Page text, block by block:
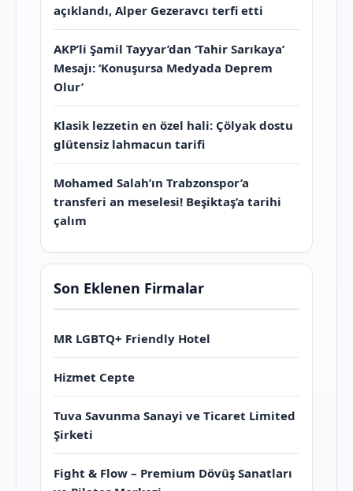
açıklandı, Alper Gezeravcı terfi etti
AKP’li Şamil Tayyar’dan ‘Tahir Sarıkaya’
Mesajı: ‘Konuşursa Medyada Deprem
Olur’
Klasik lezzetin en özel hali: Çölyak dostu
glütensiz lahmacun tarifi
Mohamed Salah’ın Trabzonspor’a
transferi an meselesi! Beşiktaş’a tarihi
çalım
Son Eklenen Firmalar
MR LGBTQ+ Friendly Hotel
Hizmet Cepte
Tuva Savunma Sanayi ve Ticaret Limited
Şirketi
Fight & Flow – Premium Dövüş Sanatları